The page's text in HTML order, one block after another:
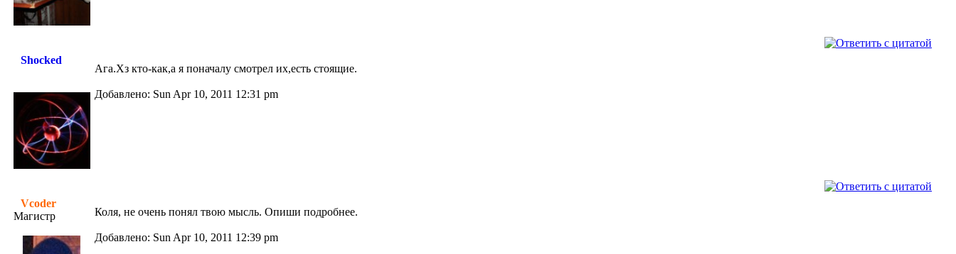
Shocked
Ага.Хз кто-как,а я поначалу смотрел их,есть стоящие.
Добавлено: Sun Apr 10, 2011 12:31 pm
Vcoder
Магистр
Коля, не очень понял твою мысль. Опиши подробнее.
Добавлено: Sun Apr 10, 2011 12:39 pm